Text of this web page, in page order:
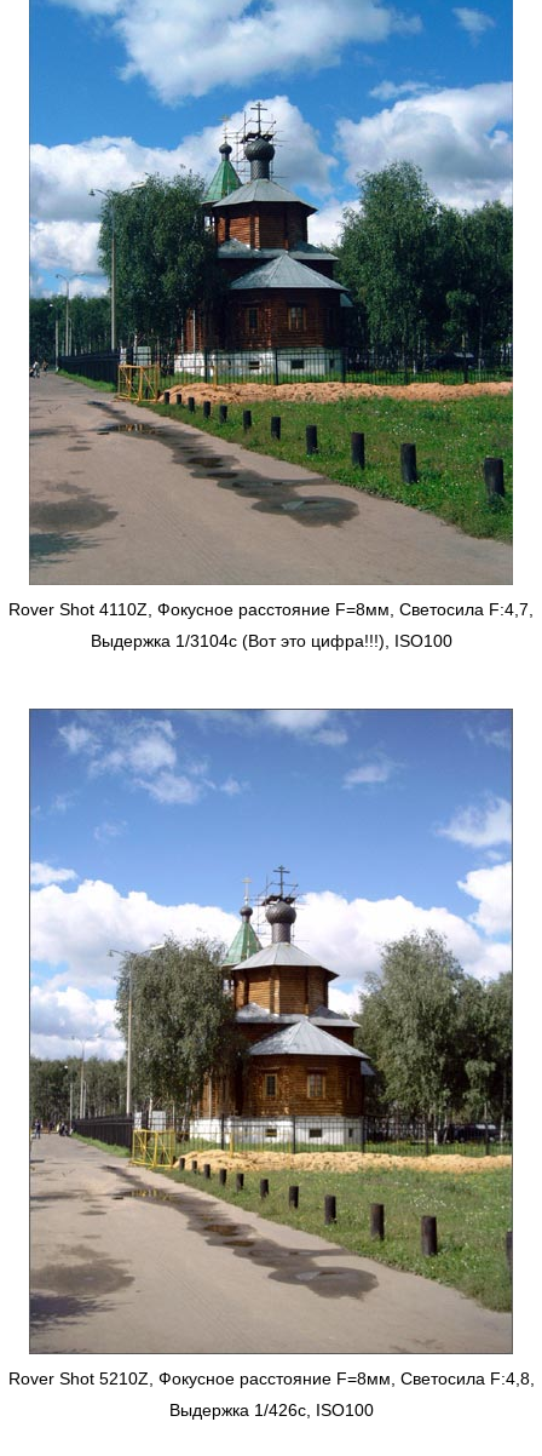
Rover Shot 4110Z, Фокусное расстояние F=8мм, Светосила F:4,7,
Выдержка 1/3104с (Вот это цифра!!!), ISO100
Rover Shot 5210Z, Фокусное расстояние F=8мм, Светосила F:4,8,
Выдержка 1/426с, ISO100